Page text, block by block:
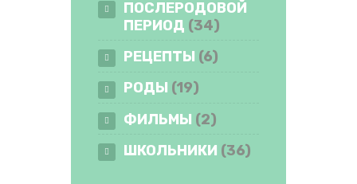
ПОСЛЕРОДОВОЙ
ПЕРИОД (34)
РЕЦЕПТЫ (6)
РОДЫ (19)
ФИЛЬМЫ (2)
ШКОЛЬНИКИ (36)